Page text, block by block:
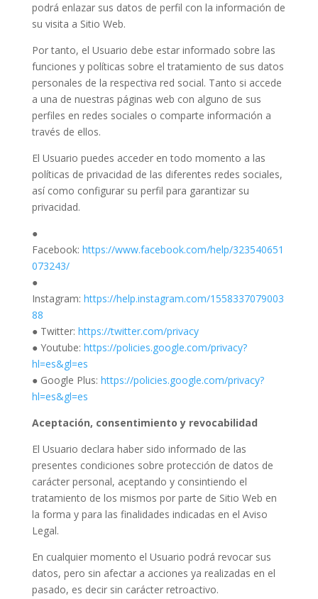
podrá enlazar sus datos de perfil con la información de
su visita a Sitio Web.
Por tanto, el Usuario debe estar informado sobre las
funciones y políticas sobre el tratamiento de sus datos
personales de la respectiva red social. Tanto si accede
a una de nuestras páginas web con alguno de sus
perfiles en redes sociales o comparte información a
través de ellos.
El Usuario puedes acceder en todo momento a las
políticas de privacidad de las diferentes redes sociales,
así como configurar su perfil para garantizar su
privacidad.
●
Facebook: https://www.facebook.com/help/323540651
073243/
●
Instagram: https://help.instagram.com/1558337079003
88
● Twitter: https://twitter.com/privacy
● Youtube: https://policies.google.com/privacy?
hl=es&gl=es
● Google Plus: https://policies.google.com/privacy?
hl=es&gl=es
Aceptación, consentimiento y revocabilidad
El Usuario declara haber sido informado de las
presentes condiciones sobre protección de datos de
carácter personal, aceptando y consintiendo el
tratamiento de los mismos por parte de Sitio Web en
la forma y para las finalidades indicadas en el Aviso
Legal.
En cualquier momento el Usuario podrá revocar sus
datos, pero sin afectar a acciones ya realizadas en el
pasado, es decir sin carácter retroactivo.